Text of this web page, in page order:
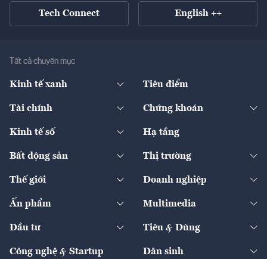
Tech Connect English ++
Tất cả chuyên mục
Kinh tế xanh
Diễn đàn
Tiêu điểm
Tài chính
Ngân hàng
Bảo hiểm
Chứng khoán
Doanh nghiệp niêm yết
Khung pháp lý
Kinh tế số
Sản phẩm - Thị trường
Start-up
Quản trị số
Hạ tầng
Bất động sản
Chính sách
Tư vấn
Thị trường
Thị trường
Nông sản
Thế giới
Kinh tế
Doanh nghiệp
Ấn phẩm
The Guide
Multimedia
Đầu tư Tiêu & Dùng
Công nghệ & Startup Dân sinh